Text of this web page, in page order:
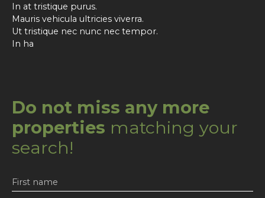
In at tristique purus.
Mauris vehicula ultricies viverra.
Ut tristique nec nunc nec tempor.
In ha
Do not miss any more
properties matching your
search!
First name